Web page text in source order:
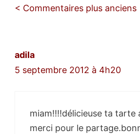
Navigation
< Commentaires plus anciens
adila
5 septembre 2012 à 4h20
miam!!!!délicieuse ta tarte
merci pour le